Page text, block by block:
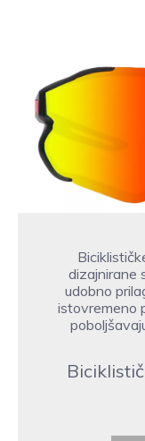
dizajnirane
udobno
istovremeno